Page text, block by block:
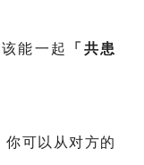
能一起 「共患
你可以从对方的